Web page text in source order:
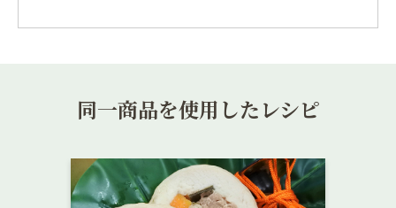
同一商品を使用したレシピ